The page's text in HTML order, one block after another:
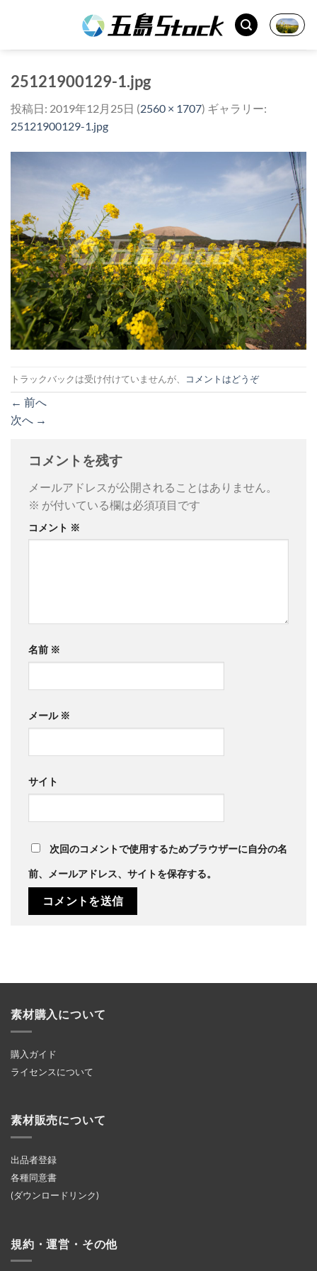
25121900129-1.jpg
投稿日: 2019年12月25日 (2560 × 1707) ギャラリー:
25121900129-1.jpg
トラックバックは受け付けていませんが、 コメントはどうぞ
← 前へ
次へ →
コメントを残す
メールアドレスが公開されることはありません。
※ が付いている欄は必須項目です
コメント ※
名前 ※
メール ※
サイト
次回のコメントで使用するためブラウザーに自分の名
前、メールアドレス、サイトを保存する。
素材購入について
購入ガイド
ライセンスについて
素材販売について
出品者登録
各種同意書
(ダウンロードリンク)
規約・運営・その他